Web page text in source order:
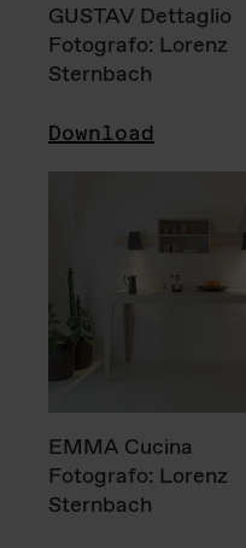
GUSTAV Dettaglio
Fotografo: Lorenz
Sternbach
Download
EMMA Cucina
Fotografo: Lorenz
Sternbach